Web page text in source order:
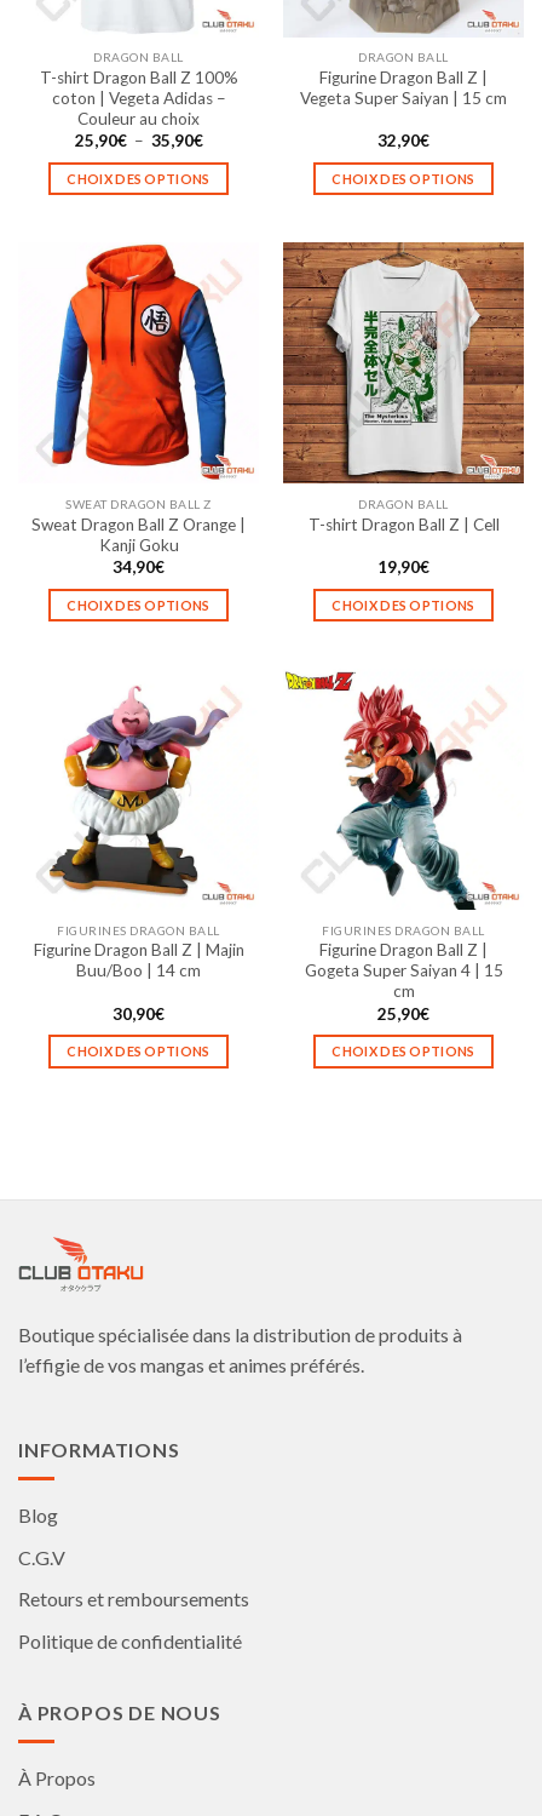
la
page
du
produit
sur
la
page
du
DRAGON BALL
T-shirt Dragon Ball Z 100%
coton | Vegeta Adidas –
Couleur au choix
25,90€ – 35,90€Plage
prix :
25,90€
CHOIX DES OPTIONS
a
plusieurs
variations.
Les
options
peuvent
être
choisies
sur
page
du
produit
DRAGON BALL
Figurine Dragon Ball Z |
Vegeta Super Saiyan | 15 cm
32,90€
CHOIX DES OPTIONS
a
plusieurs
variations.
Les
options
peuvent
être
la
page
du
produit
SWEAT DRAGON BALL Z
Sweat Dragon Ball Z Orange |
Kanji Goku
34,90€
CHOIX DES OPTIONS
a
plusieurs
variations.
Les
options
peuvent
être
choisies
sur
page
du
DRAGON BALL
T-shirt Dragon Ball Z | Cell
19,90€
CHOIX DES OPTIONS
plusieurs
variations.
Les
options
peuvent
être
choisies
sur
page
du
produit
FIGURINES DRAGON BALL
Figurine Dragon Ball Z | Majin
Buu/Boo | 14 cm
30,90€
CHOIX DES OPTIONS
être
sur
la
FIGURINES DRAGON BALL
Figurine Dragon Ball Z |
Gogeta Super Saiyan 4 | 15
cm
25,90€
CHOIX DES OPTIONS
sur
Boutique spécialisée dans la distribution de produits à
l’effigie de vos mangas et animes préférés.
INFORMATIONS
Blog
C.G.V
Retours et remboursements
Politique de confidentialité
À PROPOS DE NOUS
À Propos